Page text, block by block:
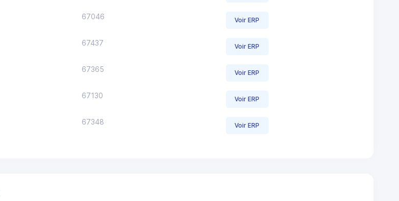
67046 Voir ERP
67437 Voir ERP
67365 Voir ERP
67130 Voir ERP
67348 Voir ERP